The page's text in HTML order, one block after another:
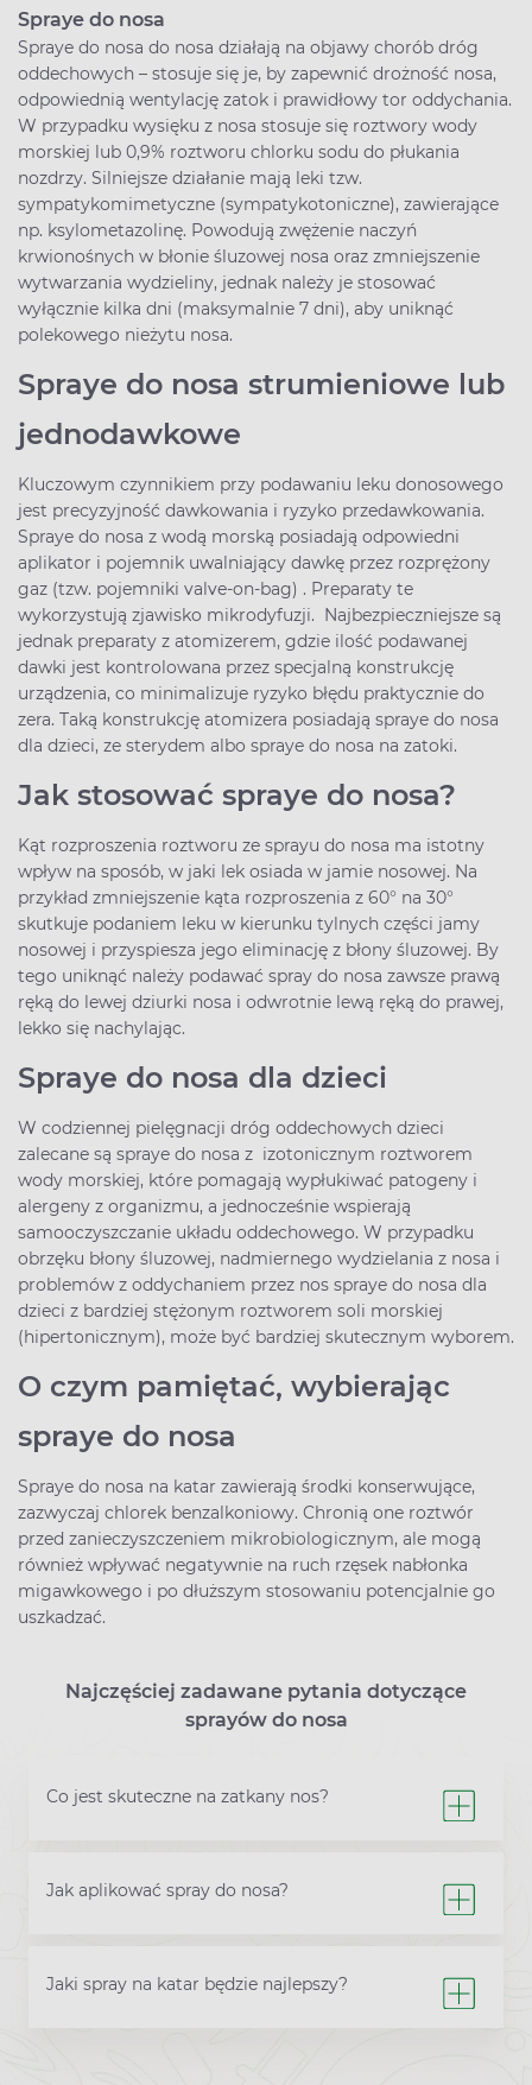
Spraye do nosa
Spraye do nosa do nosa działają na objawy chorób dróg
oddechowych – stosuje się je, by zapewnić drożność nosa,
odpowiednią wentylację zatok i prawidłowy tor oddychania.
W przypadku wysięku z nosa stosuje się roztwory wody
morskiej lub 0,9% roztworu chlorku sodu do płukania
nozdrzy. Silniejsze działanie mają leki tzw.
sympatykomimetyczne (sympatykotoniczne), zawierające
np. ksylometazolinę. Powodują zwężenie naczyń
krwionośnych w błonie śluzowej nosa oraz zmniejszenie
wytwarzania wydzieliny, jednak należy je stosować
wyłącznie kilka dni (maksymalnie 7 dni), aby uniknąć
polekowego nieżytu nosa.
Spraye do nosa strumieniowe lub
jednodawkowe
Kluczowym czynnikiem przy podawaniu leku donosowego
jest precyzyjność dawkowania i ryzyko przedawkowania.
Spraye do nosa z wodą morską posiadają odpowiedni
aplikator i pojemnik uwalniający dawkę przez rozprężony
gaz (tzw. pojemniki valve-on-bag) . Preparaty te
wykorzystują zjawisko mikrodyfuzji. Najbezpieczniejsze są
jednak preparaty z atomizerem, gdzie ilość podawanej
dawki jest kontrolowana przez specjalną konstrukcję
urządzenia, co minimalizuje ryzyko błędu praktycznie do
zera. Taką konstrukcję atomizera posiadają spraye do nosa
dla dzieci, ze sterydem albo spraye do nosa na zatoki.
Jak stosować spraye do nosa?
Kąt rozproszenia roztworu ze sprayu do nosa ma istotny
wpływ na sposób, w jaki lek osiada w jamie nosowej. Na
przykład zmniejszenie kąta rozproszenia z 60° na 30°
skutkuje podaniem leku w kierunku tylnych części jamy
nosowej i przyspiesza jego eliminację z błony śluzowej. By
tego uniknąć należy podawać spray do nosa zawsze prawą
ręką do lewej dziurki nosa i odwrotnie lewą ręką do prawej,
lekko się nachylając.
Spraye do nosa dla dzieci
W codziennej pielęgnacji dróg oddechowych dzieci
zalecane są spraye do nosa z izotonicznym roztworem
wody morskiej, które pomagają wypłukiwać patogeny i
alergeny z organizmu, a jednocześnie wspierają
samooczyszczanie układu oddechowego. W przypadku
obrzęku błony śluzowej, nadmiernego wydzielania z nosa i
problemów z oddychaniem przez nos spraye do nosa dla
dzieci z bardziej stężonym roztworem soli morskiej
(hipertonicznym), może być bardziej skutecznym wyborem.
O czym pamiętać, wybierając
spraye do nosa
Spraye do nosa na katar zawierają środki konserwujące,
zazwyczaj chlorek benzalkoniowy. Chronią one roztwór
przed zanieczyszczeniem mikrobiologicznym, ale mogą
również wpływać negatywnie na ruch rzęsek nabłonka
migawkowego i po dłuższym stosowaniu potencjalnie go
uszkadzać.
Najczęściej zadawane pytania dotyczące
sprayów do nosa
Co jest skuteczne na zatkany nos?
Jak aplikować spray do nosa?
Jaki spray na katar będzie najlepszy?